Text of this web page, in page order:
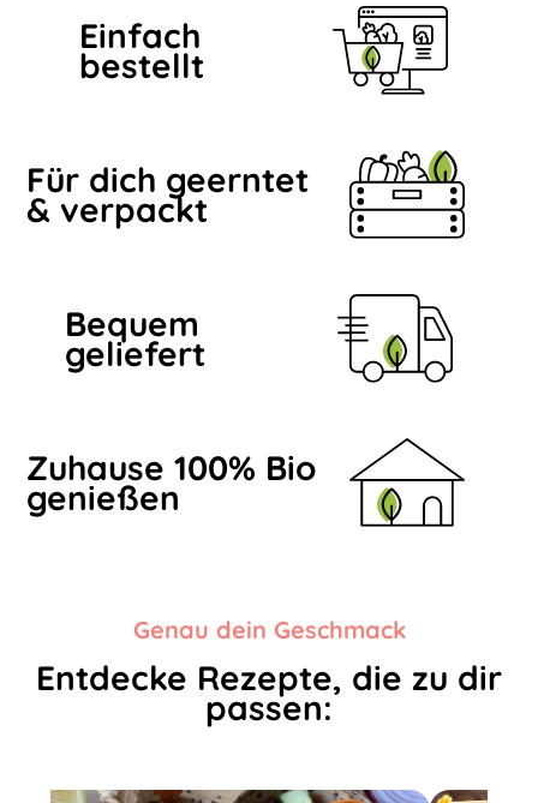
Einfach
bestellt
Für dich geerntet
& verpackt
Bequem
geliefert
Zuhause 100% Bio
genießen
Genau dein Geschmack
Entdecke Rezepte, die zu dir
passen: